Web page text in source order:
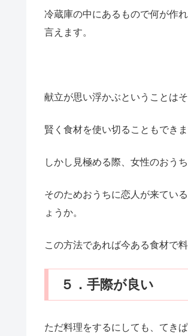
冷蔵庫の中にあるもので何が作
言えます。
献立が思い浮かぶということは
賢く食材を使い切ることもでき
しかし見極める際、女性のおう
そのためおうちに恋人が来てい
ょうか。
この方法であれば今ある食材で
５．手際が良い
ただ料理をするにしても、てき